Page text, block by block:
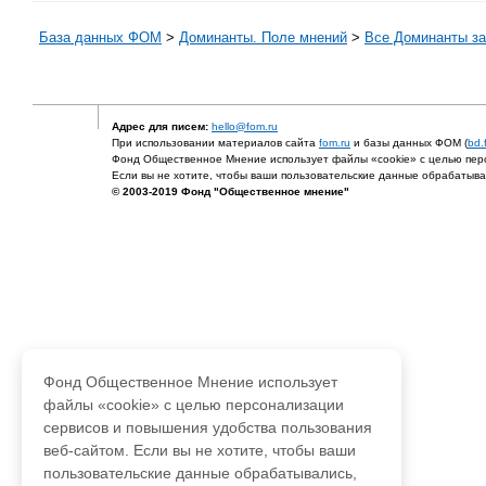
База данных ФОМ > Доминанты. Поле мнений > Все Доминанты
Адрес для писем: hello@fom.ru
При использовании материалов сайта fom.ru и базы данных ФОМ (
Фонд Общественное Мнение использует файлы «cookie» с целью
Если вы не хотите, чтобы ваши пользовательские данные
© 2003-2019 Фонд "Общественное мнение"
Фонд Общественное Мнение использует
файлы «cookie» с целью персонализации
сервисов и повышения удобства пользования
веб-сайтом. Если вы не хотите, чтобы ваши
пользовательские данные обрабатывались,